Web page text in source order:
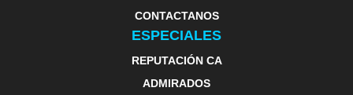
CONTACTANOS
ESPECIALES
REPUTACIÓN CA
ADMIRADOS